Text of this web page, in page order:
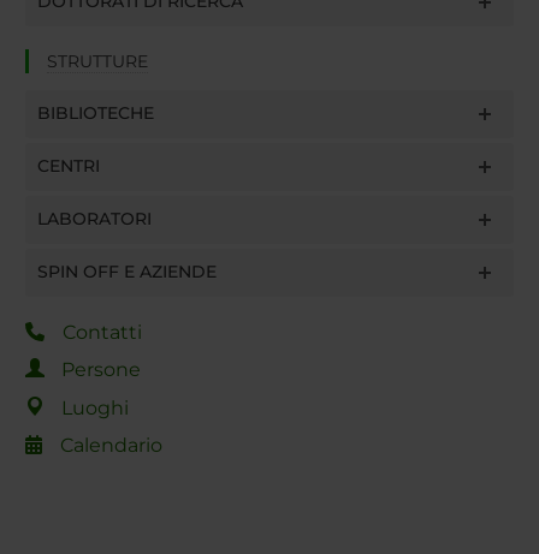
STRUTTURE
BIBLIOTECHE
CENTRI
LABORATORI
SPIN OFF E AZIENDE
Contatti
Persone
Luoghi
Calendario